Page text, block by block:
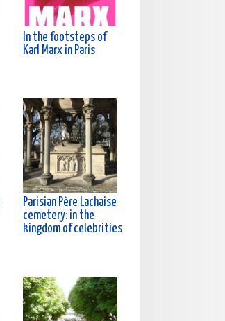
In the footsteps of
Karl Marx in Paris
Parisian Père Lachaise
cemetery: in the
kingdom of celebrities